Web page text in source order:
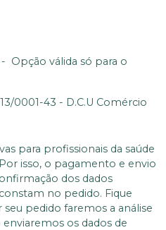
- Opção válida só para o
0001-43 - D.C.U Comércio
para profissionais da saúde
isso, o pagamento e envio
dos dados
no pedido. Fique
pedido faremos a análise
os dados de